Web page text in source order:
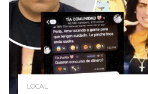
LOCAL